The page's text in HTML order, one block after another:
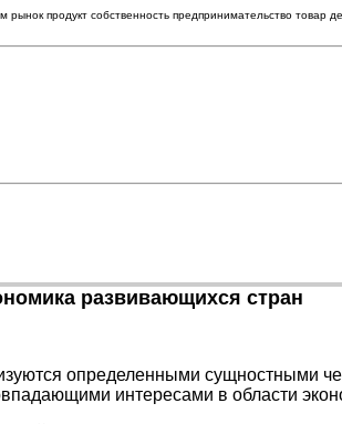
продукт собственность предпринимательство
развивающихся стран
определенными сущностными
интересами в области